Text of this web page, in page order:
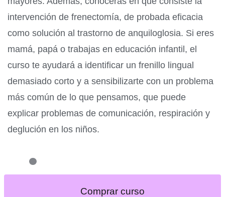
intervención de frenectomía, de probada eficacia
como solución al trastorno de anquiloglosia. Si eres
mamá, papá o trabajas en educación infantil, el
curso te ayudará a identificar un frenillo lingual
demasiado corto y a sensibilizarte con un problema
más común de lo que pensamos, que puede
explicar problemas de comunicación, respiración y
deglución en los niños.
Comprar curso